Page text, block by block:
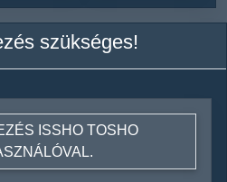
szükséges!
ISSHO TOSHO